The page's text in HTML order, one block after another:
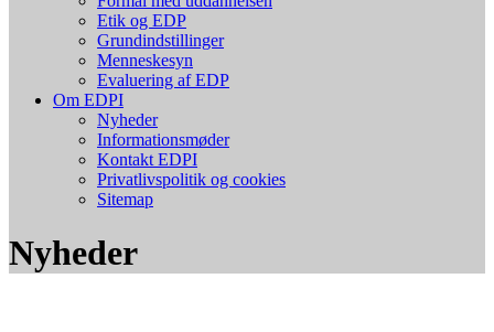
Etik og EDP
Grundindstillinger
Menneskesyn
Evaluering af EDP
Om EDPI
Nyheder
Informationsmøder
Kontakt EDPI
Privatlivspolitik og cookies
Sitemap
Nyheder